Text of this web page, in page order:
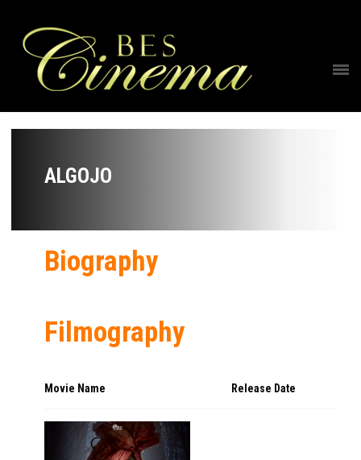
ALGOJO
Biography
Filmography
Movie Name Release Date